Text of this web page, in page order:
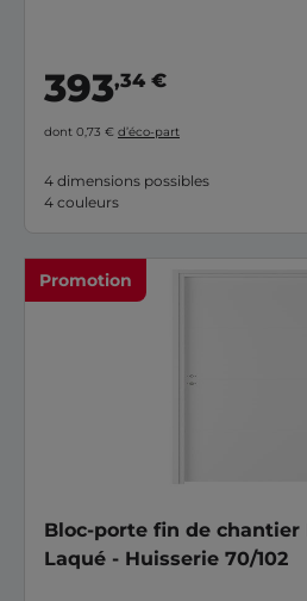
393,34 €
dont 0,73 € d’éco-part
4 dimensions possibles
4 couleurs
Promotion
Bloc-porte fin de chantier
Laqué - Huisserie 70/102